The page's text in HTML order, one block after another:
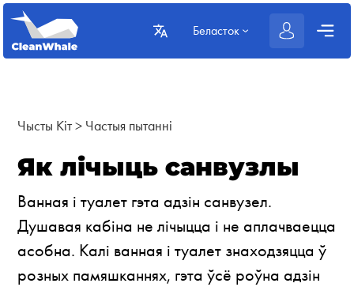
Беласток
Чысты Кіт> Частыя пытанні
Як лічыць санвузлы
Ванная і туалет гэта адзін санвузел.
Душавая кабіна не лiчыцца і не аплачваецца
асобна. Калі ванная і туалет знаходзяцца ў
розных памяшканнях, гэта ўсё роўна адзін